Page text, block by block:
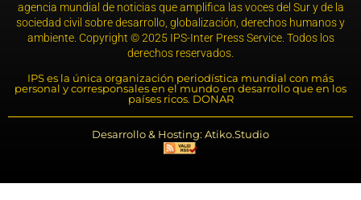
agencia mundial de noticias que amplifica las voces del Sur y de la
sociedad civil sobre desarrollo, globalización, derechos humanos y
ambiente. Copyright © 2025 IPS-Inter Press Service. Todos los
derechos reservados.
IPS es la única organización periodística mundial con más
personal y corresponsales en el mundo en desarrollo que en los
países ricos. DONAR
Desarrollo & Hosting: Atiko.Studio